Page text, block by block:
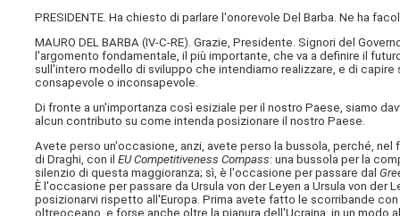
PRESIDENTE. Ha chiesto di parlare l'onorevole Del Barba. Ne ha
MAURO DEL BARBA (IV-C-RE). Grazie, Presidente. Signori del
l'argomento fondamentale, il più importante, che va a definire il
sull'intero modello di sviluppo che intendiamo realizzare, e di
consapevole o inconsapevole.
Di fronte a un'importanza così esiziale per il nostro Paese, siamo
alcun contributo su come intenda posizionare il nostro Paese.
Avete perso un'occasione, anzi, avete perso la bussola, perché,
di Draghi, con ilEU Competitiveness Compass: una bussola per la
silenzio di questa maggioranza; sì, è l'occasione per passare dal
È l'occasione per passare da Ursula von der Leyen a Ursula von
posizionarvi rispetto all'Europa. Prima avete fatto le scorribande
oltreoceano, e forse anche oltre la pianura dell'Ucraina, in un modo